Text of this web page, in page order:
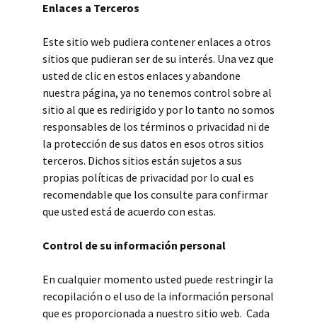
Enlaces a Terceros
Este sitio web pudiera contener enlaces a otros
sitios que pudieran ser de su interés. Una vez que
usted de clic en estos enlaces y abandone
nuestra página, ya no tenemos control sobre al
sitio al que es redirigido y por lo tanto no somos
responsables de los términos o privacidad ni de
la protección de sus datos en esos otros sitios
terceros. Dichos sitios están sujetos a sus
propias políticas de privacidad por lo cual es
recomendable que los consulte para confirmar
que usted está de acuerdo con estas.
Control de su información personal
En cualquier momento usted puede restringir la
recopilación o el uso de la información personal
que es proporcionada a nuestro sitio web. Cada